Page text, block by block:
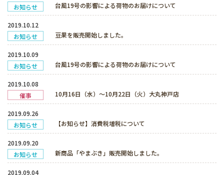
お知らせ
台風19号の影響による荷物のお届けについて
2019.10.12
お知らせ
豆果を販売開始しました。
2019.10.09
お知らせ
台風19号の影響による荷物のお届けについて
2019.10.08
催事
10月16日（水）～10月22日（火）大丸神戸店
2019.09.26
お知らせ
【お知らせ】消費税増税について
2019.09.20
お知らせ
新商品「やまぶき」販売開始しました。
2019.09.04